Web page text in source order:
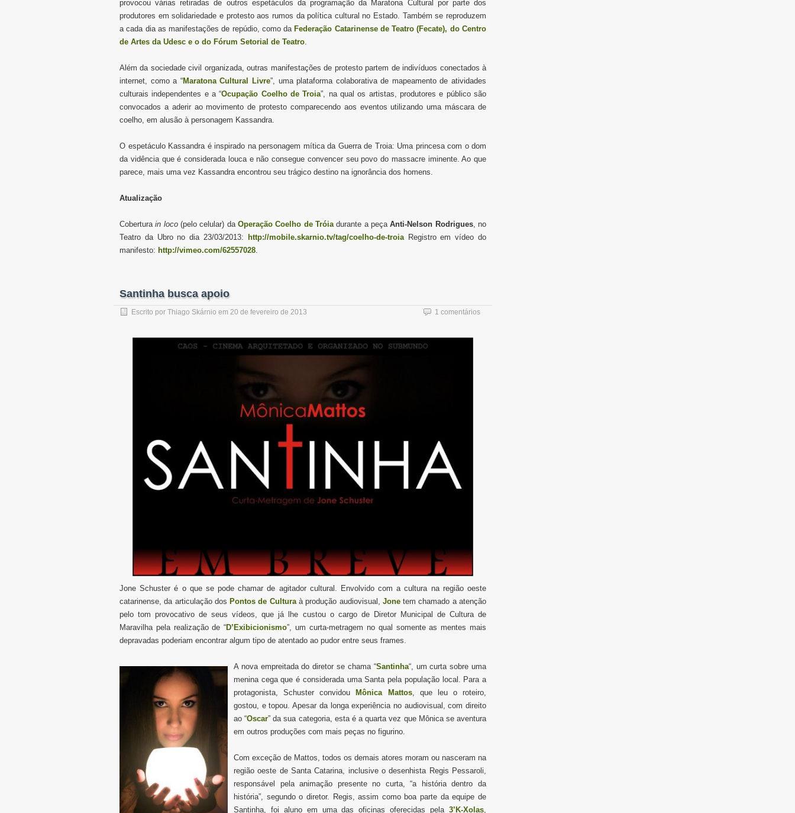
provocou várias retiradas de outros espetáculos da programação da Maratona Cultural por parte dos
produtores em solidariedade e protesto aos rumos da política cultural no Estado. Também se reproduzem
a cada dia as manifestações de repúdio, como da Federação Catarinense de Teatro (Fecate), do Centro
de Artes da Udesc e o do Fórum Setorial de Teatro.
Além da sociedade civil organizada, outras manifestações de protesto partem de indivíduos conectados à
internet, como a “Maratona Cultural Livre”, uma plataforma colaborativa de mapeamento de atividades
culturais independentes e a “Ocupação Coelho de Troia”, na qual os artistas, produtores e público são
convocados a aderir ao movimento de protesto comparecendo aos eventos utilizando uma máscara de
coelho, em alusão à personagem Kassandra.
O espetáculo Kassandra é inspirado na personagem mítica da Guerra de Troia: Uma princesa com o dom
da vidência que é considerada louca e não consegue convencer seu povo do massacre iminente. Ao que
parece, mais uma vez Kassandra encontrou seu trágico destino na ignorância dos homens.
Atualização
Coberturain loco(pelo celular) daOperação Coelho de Tróiadurante a peçaAnti-Nelson Rodrigues, no
Teatro da Ubro no dia 23/03/2013:
http://mobile.skarnio.tv/tag/coelho-de-troiaRegistro em vídeo do
manifesto: http://vimeo.com/62557028.
Santinha busca apoio
Escrito por Thiago Skárnio em 20 de fevereiro de 2013 1 comentários
Jone Schuster é o que se pode chamar de agitador cultural. Envolvido com a cultura na região oeste
catarinense, da articulação dosPontos de Culturaà produção audiovisual, Jonetem chamado a atenção
pelo tom provocativo de seus vídeos, que já lhe custou o cargo de Diretor Municipal de Cultura de
Maravilha pela realização de “D’Exibicionismo”, um curta-metragem no qual somente as mentes mais
depravadas poderiam encontrar algum tipo de atentado ao pudor entre seus frames.
A nova empreitada do diretor se chama “Santinha“, um curta sobre uma
menina cega que é considerada uma Santa pela população local. Para a
protagonista, Schuster convidouMônica Mattos, que leu o roteiro,
gostou, e topou. Apesar da longa experiência no audiovisual, com direito
ao “Oscar” da sua categoria, esta é a quarta vez que Mônica se aventura
em outros produções com mais peças no figurino.
Com exceção de Mattos, todos os demais atores moram ou nasceram na
região oeste de Santa Catarina, inclusive o desenhista Regis Pessaroli,
responsável pela animação presente no curta, “a história dentro da
história”, segundo o diretor. Regis, assim como boa parte da equipe de
Santinha, foi aluno em uma das oficinas oferecidas pela 3’K-Xolas